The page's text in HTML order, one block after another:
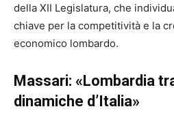
della XII Legislatura, che
chiave per la competitività e la
economico lombardo.
Massari: «Lombardia
dinamiche d’Italia»